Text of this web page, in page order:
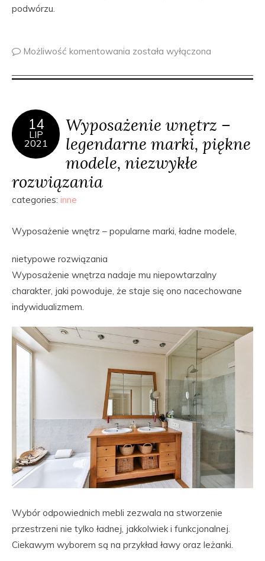
podwórzu.
Możliwość komentowania została wyłączona
14
LIP
2021
Wyposażenie wnętrz –
legendarne marki, piękne
modele, niezwykłe
rozwiązania
categories: inne
Wyposażenie wnętrz – popularne marki, ładne modele,
nietypowe rozwiązania
Wyposażenie wnętrza nadaje mu niepowtarzalny
charakter, jaki powoduje, że staje się ono nacechowane
indywidualizmem.
Wybór odpowiednich mebli zezwala na stworzenie
przestrzeni nie tylko ładnej, jakkolwiek i funkcjonalnej.
Ciekawym wyborem są na przykład ławy oraz leżanki.